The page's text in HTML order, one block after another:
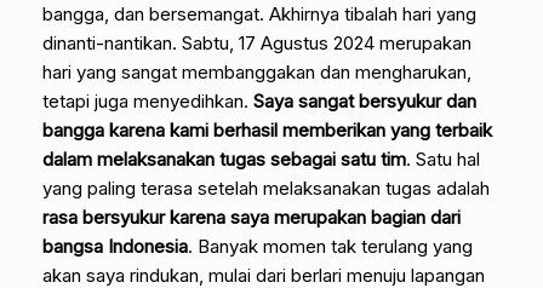
bangga, dan bersemangat. Akhirnya tibalah hari yang
dinanti-nantikan. Sabtu, 17 Agustus 2024 merupakan
hari yang sangat membanggakan dan mengharukan,
tetapi juga menyedihkan. Saya sangat bersyukur dan
bangga karena kami berhasil memberikan yang terbaik
dalam melaksanakan tugas sebagai satu tim. Satu hal
yang paling terasa setelah melaksanakan tugas adalah
rasa bersyukur karena saya merupakan bagian dari
bangsa Indonesia. Banyak momen tak terulang yang
akan saya rindukan, mulai dari berlari menuju lapangan